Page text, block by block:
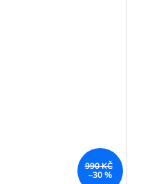
990 KČ
–30 %